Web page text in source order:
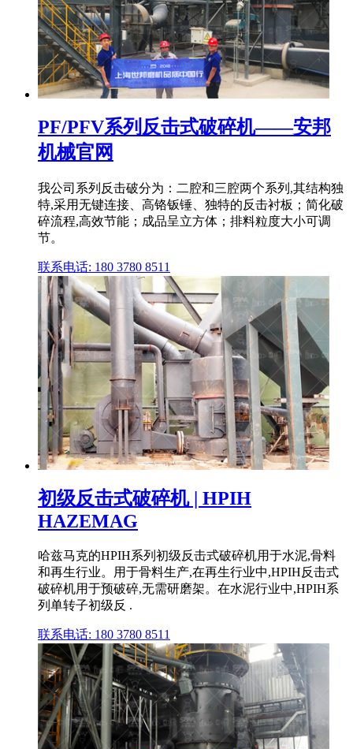
PF/PFV系列反击式破碎机——安邦
机械官网
我公司系列反击破分为：二腔和三腔两个系列,其结构独
特,采用无键连接、高铬钣锤、独特的反击衬板；简化破
碎流程,高效节能；成品呈立方体；排料粒度大小可调
节。
联系电话: 180 3780 8511
初级反击式破碎机 | HPIH
HAZEMAG
哈兹马克的HPIH系列初级反击式破碎机用于水泥,骨料
和再生行业。用于骨料生产,在再生行业中,HPIH反击式
破碎机用于预破碎,无需研磨架。在水泥行业中,HPIH系
列单转子初级反 .
联系电话: 180 3780 8511